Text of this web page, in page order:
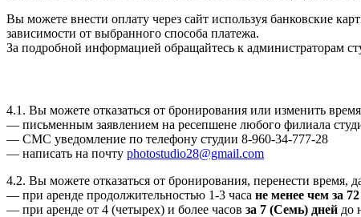
Вы можете внести оплату через сайт используя банковские
зависимости от выбранного способа платежа.
За подробной информацией обращайтесь к администраторам
4.1. Вы можете отказаться от бронирования или изменить
— письменным заявлением на ресепшене любого филиала
— СМС уведомление по телефону студии 8-960-34-777-28
— написать на почту photostudio28@gmail.com
4.2. Вы можете отказаться от бронирования, перенести время,
— при аренде продолжительностью 1-3 часа не менее чем за
— при аренде от 4 (четырех) и более часов за 7 (Семь) дней до